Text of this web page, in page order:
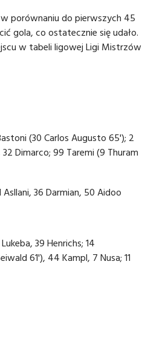
porównaniu do pierwszych 45
gola, co ostatecznie się udało.
w tabeli ligowej Ligi Mistrzów
(30 Carlos Augusto 65'); 2
Dimarco; 99 Taremi (9 Thuram
36 Darmian, 50 Aidoo
39 Henrichs; 14
61'), 44 Kampl, 7 Nusa; 11